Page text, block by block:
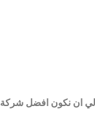
الي ان نكون افضل شركة